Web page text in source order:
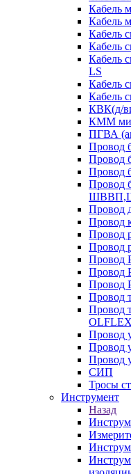
Кабель
Кабель
Кабель
Кабель
Кабель
LS
Кабель
Кабель
КВК(д/
КММ
ПГВА
Провод
Провод
Провод
Провод
Провод
Провод
Провод
Провод
Провод
Провод
Провод
Провод
Провод
Провод
Провод
СИП
Тросы
Инструмент
Назад